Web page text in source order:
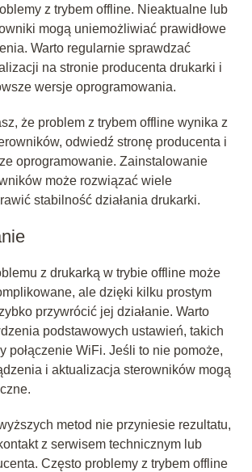
z trybem offline. Nieaktualne lub
mogą uniemożliwiać prawidłowe
Warto regularnie sprawdzać
na stronie producenta drukarki i
wersje oprogramowania.
że problem z trybem offline wynika z
odwiedź stronę producenta i
oprogramowanie. Zainstalowanie
może rozwiązać wiele
stabilność działania drukarki.
z drukarką w trybie offline może
ale dzięki kilku prostym
przywrócić jej działanie. Warto
podstawowych ustawień, takich
połączenie WiFi. Jeśli to nie pomoże,
i aktualizacja sterowników mogą
metod nie przyniesie rezultatu,
z serwisem technicznym lub
Często problemy z trybem offline